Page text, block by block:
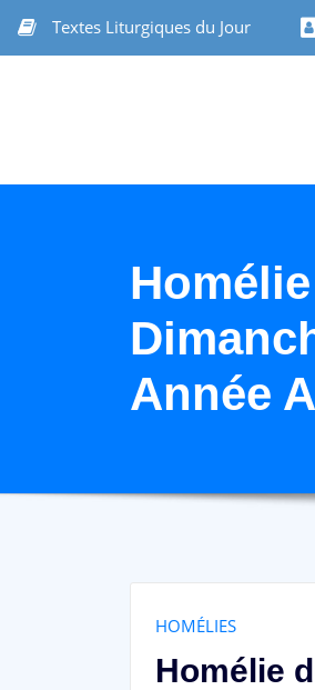
Textes Liturgiques du Jour
Année A
HOMÉLIES
Homélie